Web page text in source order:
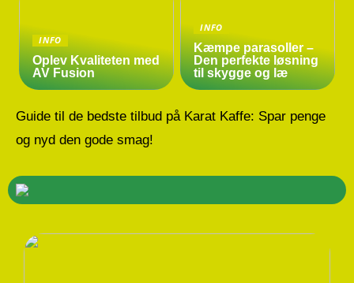
INFO
Oplev Kvaliteten med
AV Fusion
INFO
Kæmpe parasoller –
Den perfekte løsning
til skygge og læ
Guide til de bedste tilbud på Karat Kaffe: Spar penge
og nyd den gode smag!